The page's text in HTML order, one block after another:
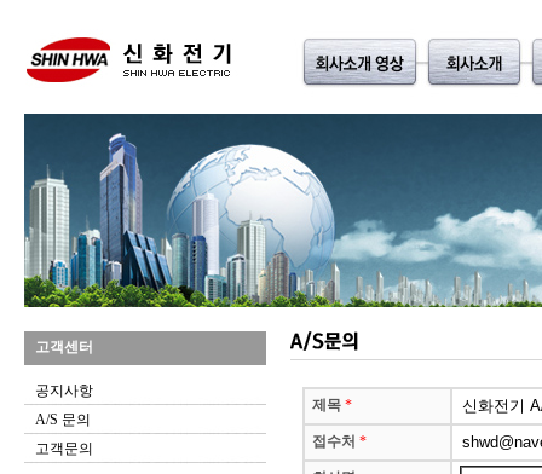
고객센터
공지사항
A/S 문의
고객문의